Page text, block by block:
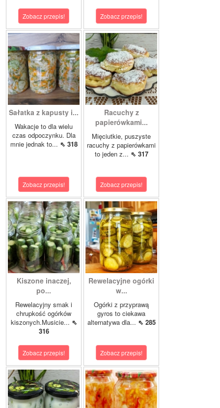
Zobacz przepis! Zobacz przepis!
Sałatka z kapusty i...
Wakacje to dla wielu
czas odpoczynku. Dla
mnie jednak to... ⇖ 318
Zobacz przepis!
Racuchy z
papierówkami...
Mięciutkie, puszyste
racuchy z papierówkami
to jeden z... ⇖ 317
Zobacz przepis!
Kiszone inaczej,
po...
Rewelacyjny smak i
chrupkość ogórków
kiszonych.Musicie... ⇖
316
Zobacz przepis!
Rewelacyjne ogórki
w...
Ogórki z przyprawą
gyros to ciekawa
alternatywa dla... ⇖ 285
Zobacz przepis!